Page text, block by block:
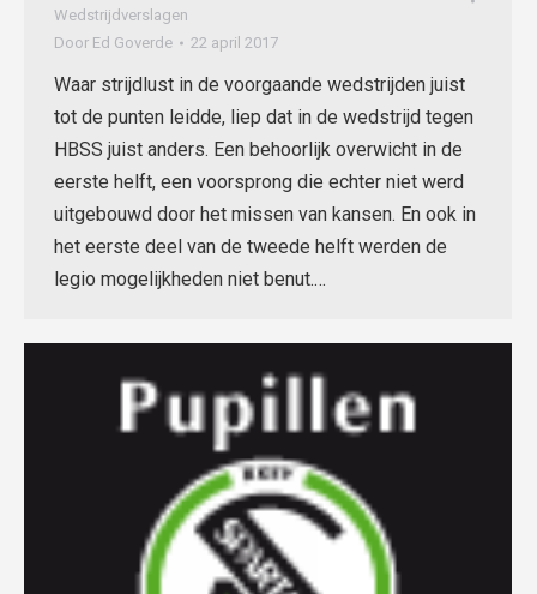
Wedstrijdverslagen
Door Ed Goverde 22 april 2017
Waar strijdlust in de voorgaande wedstrijden juist
tot de punten leidde, liep dat in de wedstrijd tegen
HBSS juist anders. Een behoorlijk overwicht in de
eerste helft, een voorsprong die echter niet werd
uitgebouwd door het missen van kansen. En ook in
het eerste deel van de tweede helft werden de
legio mogelijkheden niet benut.…